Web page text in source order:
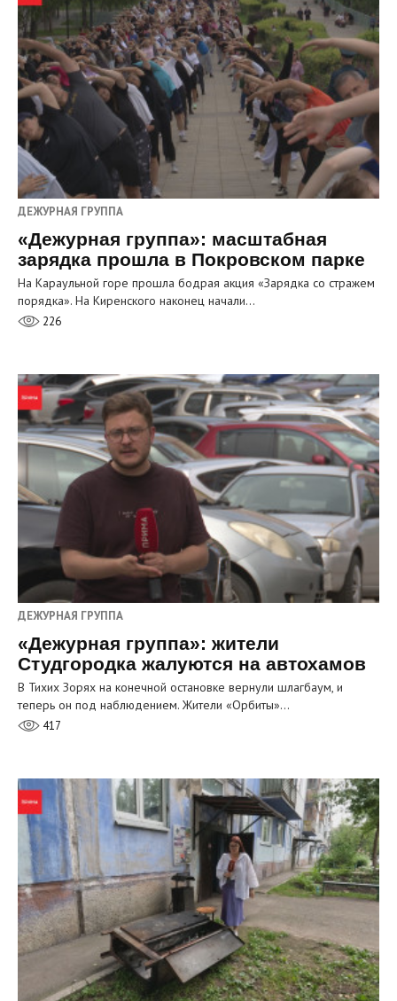
ДЕЖУРНАЯ ГРУППА
«Дежурная группа»: масштабная
зарядка прошла в Покровском парке
На Караульной горе прошла бодрая акция «Зарядка со стражем
порядка». На Киренского наконец начали…
226
ДЕЖУРНАЯ ГРУППА
«Дежурная группа»: жители
Студгородка жалуются на автохамов
В Тихих Зорях на конечной остановке вернули шлагбаум, и
теперь он под наблюдением. Жители «Орбиты»…
417